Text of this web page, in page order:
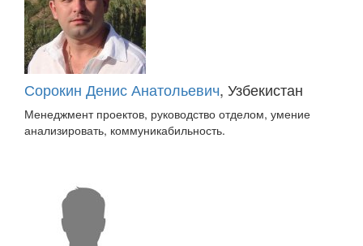
Сорокин Денис Анатольевич, Узбекистан
Менеджмент проектов, руководство отделом, умение
анализировать, коммуникабильность.